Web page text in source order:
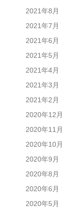
2021年8月
2021年7月
2021年6月
2021年5月
2021年4月
2021年3月
2021年2月
2020年12月
2020年11月
2020年10月
2020年9月
2020年8月
2020年6月
2020年5月